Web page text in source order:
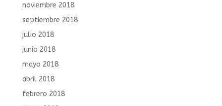
noviembre 2018
septiembre 2018
julio 2018
junio 2018
mayo 2018
abril 2018
febrero 2018